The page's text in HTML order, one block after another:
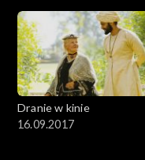
Dranie w kinie
16.09.2017